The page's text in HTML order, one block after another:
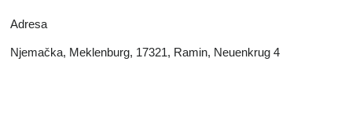
Adresa
Njemačka, Meklenburg, 17321, Ramin, Neuenkrug 4